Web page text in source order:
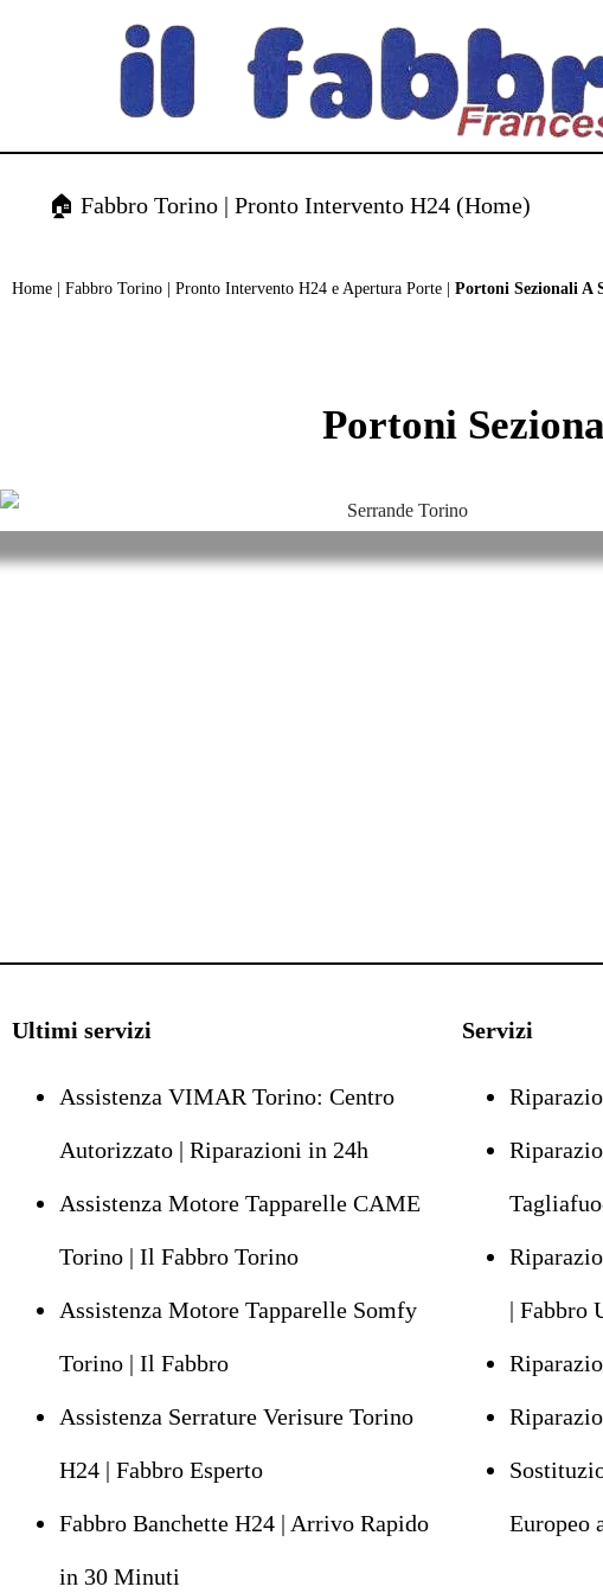
🏠 Fabbro Torino | Pronto Intervento H24 (Home)
Home Fabbro Torino | Pronto Intervento H24 e Apertura Porte Portoni Sezionali A
Portoni
Ultimi servizi
Assistenza VIMAR Torino: Centro
Autorizzato | Riparazioni in 24h
Assistenza Motore Tapparelle CAME
Torino | Il Fabbro Torino
Assistenza Motore Tapparelle Somfy
Torino | Il Fabbro
Assistenza Serrature Verisure Torino
H24 | Fabbro Esperto
Fabbro Banchette H24 | Arrivo Rapido
in 30 Minuti
Servizi
| Fabbro
Europeo